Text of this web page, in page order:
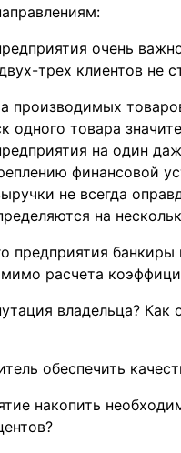
очень
трех клиентов не
производимых
одного товара
на один
финансовой
не всегда
на
предприятия
расчета
владельца?
обеспечить
накопить